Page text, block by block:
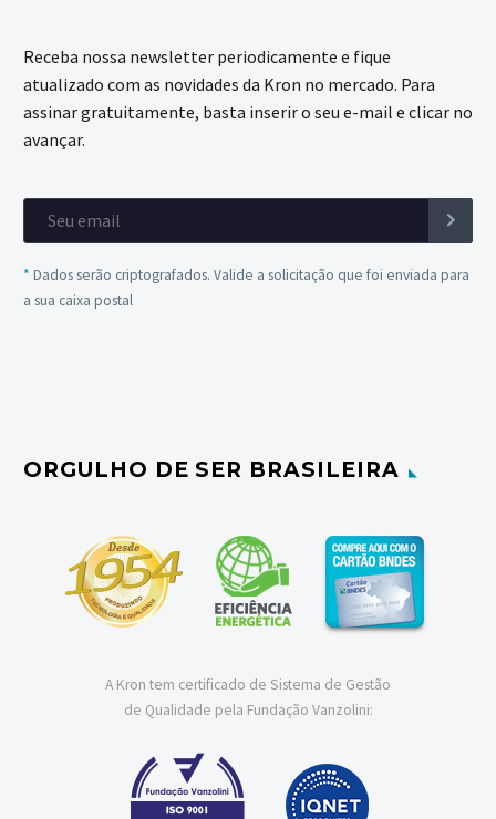
Receba nossa newsletter periodicamente e fique
atualizado com as novidades da Kron no mercado. Para
assinar gratuitamente, basta inserir o seu e-mail e clicar no
avançar.
* Dados serão criptografados. Valide a solicitação que foi enviada para
a sua caixa postal
ORGULHO DE SER BRASILEIRA
A Kron tem certificado de Sistema de Gestão
de Qualidade pela Fundação Vanzolini: